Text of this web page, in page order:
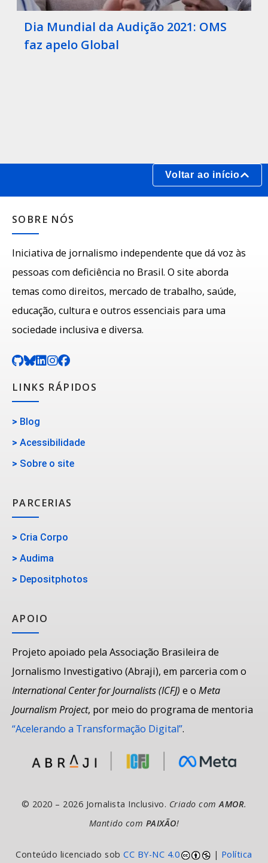
Dia Mundial da Audição 2021: OMS
faz apelo Global
Voltar ao início
SOBRE NÓS
Iniciativa de jornalismo independente que dá voz às
pessoas com deficiência no Brasil. O site aborda
temas como direitos, mercado de trabalho, saúde,
educação, cultura e outros essenciais para uma
sociedade inclusiva e diversa.
LINKS RÁPIDOS
> Blog
> Acessibilidade
> Sobre o site
PARCERIAS
> Cria Corpo
> Audima
> Depositphotos
APOIO
Projeto apoiado pela Associação Brasileira de
Jornalismo Investigativo (Abraji), em parceria com o
International Center for Journalists (ICFJ) e o Meta
Journalism Project, por meio do programa de mentoria
“Acelerando a Transformação Digital”.
© 2020 – 2026 Jornalista Inclusivo. Criado comAMOR.
Mantido com PAIXÃO!
Conteúdo licenciado sobCC BY-NC 4.0 | Política